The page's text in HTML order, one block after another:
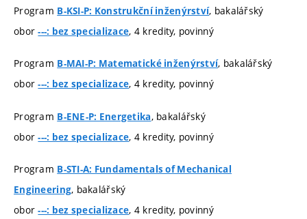
Program B-KSI-P: Konstrukční inženýrství, bakalářský
obor---: bez specializace, 4 kredity, povinný
Program B-MAI-P: Matematické inženýrství, bakalářský
obor---: bez specializace, 4 kredity, povinný
Program B-ENE-P: Energetika, bakalářský
obor---: bez specializace, 4 kredity, povinný
Program B-STI-A: Fundamentals of Mechanical
Engineering, bakalářský
obor---: bez specializace, 4 kredity, povinný